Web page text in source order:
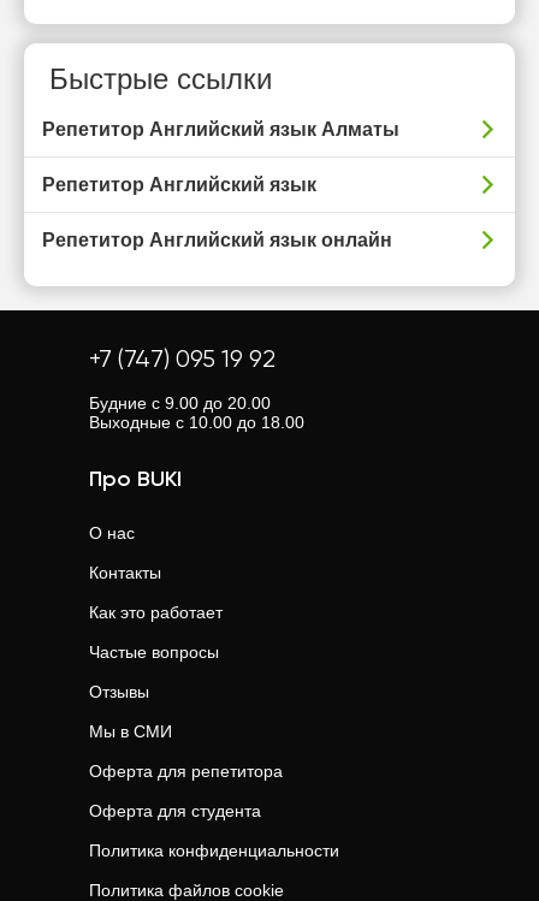
Быстрые ссылки
Репетитор Английский язык Алматы
Репетитор Английский язык
Репетитор Английский язык онлайн
+7 (747) 095 19 92
Будние с 9.00 до 20.00
Выходные с 10.00 до 18.00
Про BUKI
О нас
Контакты
Как это работает
Частые вопросы
Отзывы
Мы в СМИ
Оферта для репетитора
Оферта для студента
Политика конфиденциальности
Политика файлов cookie